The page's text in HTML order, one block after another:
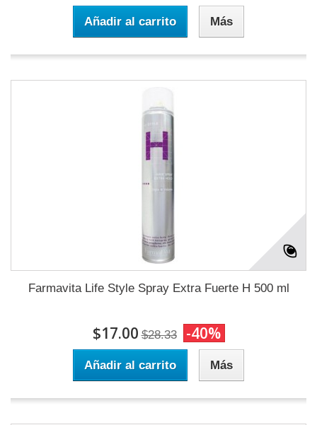
Añadir al carrito Más
Farmavita Life Style Spray Extra Fuerte H 500 ml
$17.00 $28.33 -40%
Añadir al carrito Más